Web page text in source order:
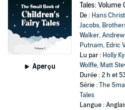
Aperçu
Tales: Volume
De : Hans
Jacobs,
Walker,
Putnam, Edric
Lu par : Holly
Wolffe, Matt
Durée : 2 h et
Série :The
Tales
Langue :